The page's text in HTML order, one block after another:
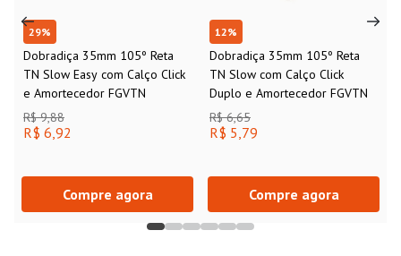
29%
Dobradiça 35mm 105º Reta
TN Slow Easy com Calço Click
e Amortecedor FGVTN
R$ 9,88
R$ 6,92
Compre agora
12%
Dobradiça 35mm 105º Reta
TN Slow com Calço Click
Duplo e Amortecedor FGVTN
R$ 6,65
R$ 5,79
Compre agora